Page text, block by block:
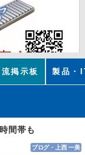
掲示板 製品・
間帯も
ブログ・上西 一美